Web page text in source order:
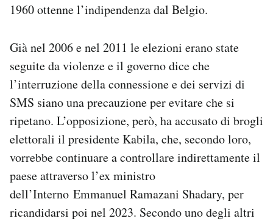
1960 ottenne l’indipendenza dal Belgio.
Già nel 2006 e nel 2011 le elezioni erano state
seguite da violenze e il governo dice che
l’interruzione della connessione e dei servizi di
SMS siano una precauzione per evitare che si
ripetano. L’opposizione, però, ha accusato di brogli
elettorali il presidente Kabila, che, secondo loro,
vorrebbe continuare a controllare indirettamente il
paese attraverso l’ex ministro
dell’Interno Emmanuel Ramazani Shadary, per
ricandidarsi poi nel 2023. Secondo uno degli altri